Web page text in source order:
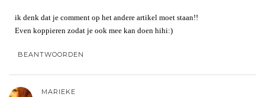
ik denk dat je comment op het andere artikel moet staan!!
Even koppieren zodat je ook mee kan doen hihi:)
BEANTWOORDEN
MARIEKE